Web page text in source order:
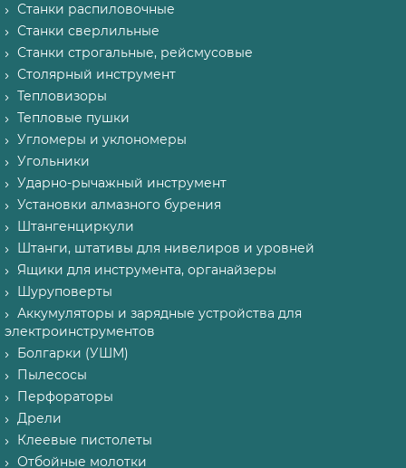
Станки распиловочные
Станки сверлильные
Станки строгальные, рейсмусовые
Столярный инструмент
Тепловизоры
Тепловые пушки
Угломеры и уклономеры
Угольники
Ударно-рычажный инструмент
Установки алмазного бурения
Штангенциркули
Штанги, штативы для нивелиров и уровней
Ящики для инструмента, органайзеры
Шуруповерты
Аккумуляторы и зарядные устройства для
электроинструментов
Болгарки (УШМ)
Пылесосы
Перфораторы
Дрели
Клеевые пистолеты
Отбойные молотки